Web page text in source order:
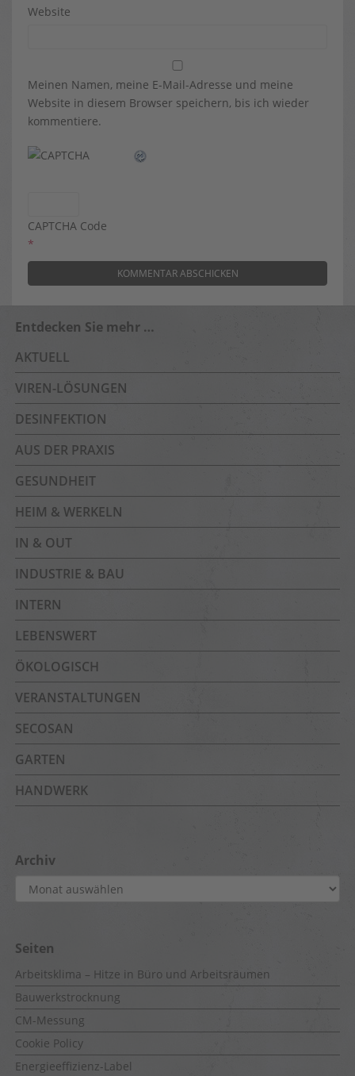
Website
Meinen Namen, meine E-Mail-Adresse und meine
Website in diesem Browser speichern, bis ich wieder
kommentiere.
CAPTCHA Code
*
Entdecken Sie mehr …
AKTUELL
VIREN-LÖSUNGEN
DESINFEKTION
AUS DER PRAXIS
GESUNDHEIT
HEIM & WERKELN
IN & OUT
INDUSTRIE & BAU
INTERN
LEBENSWERT
ÖKOLOGISCH
VERANSTALTUNGEN
SECOSAN
GARTEN
HANDWERK
Archiv
Archiv
Seiten
Arbeitsklima – Hitze in Büro und Arbeitsräumen
Bauwerkstrocknung
CM-Messung
Cookie Policy
Energieeffizienz-Label